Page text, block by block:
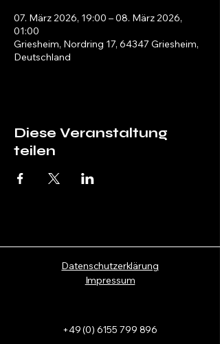
07. März 2026, 19:00 – 08. März 2026,
01:00
Griesheim, Nordring 17, 64347 Griesheim,
Deutschland
Diese Veranstaltung
teilen
Datenschutzerklärung
Impressum
+49 (0) 6155 799 896